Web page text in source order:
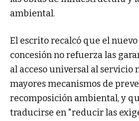
ambiental.
El escrito recalcó que el
concesión no refuerza las
al acceso universal al servicio
mayores mecanismos de
recomposición ambiental, y
traducirse en "reducir las